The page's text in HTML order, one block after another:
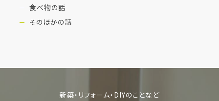
食べ物の話
そのほかの話
新築・リフォーム・DIYのことなど